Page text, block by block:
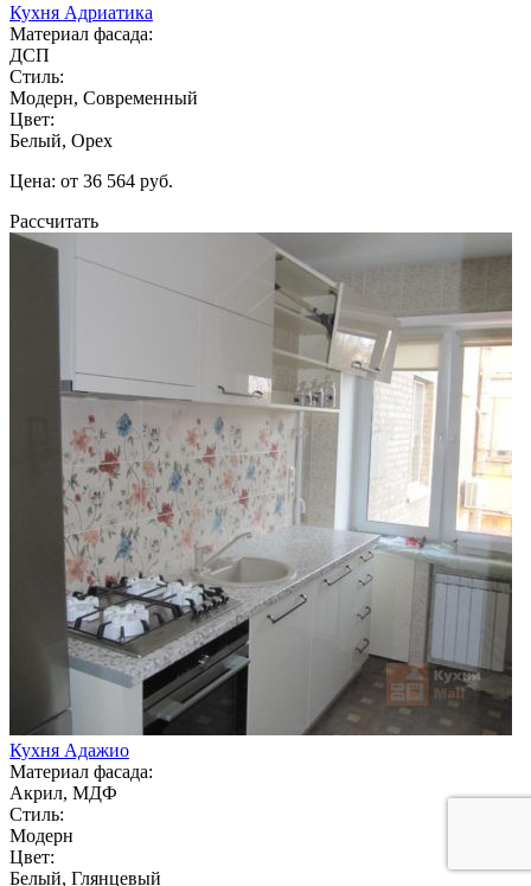
Кухня Адриатика
Материал фасада:
ДСП
Стиль:
Модерн, Современный
Цвет:
Белый, Орех
Цена: от 36 564 руб.
Рассчитать
Кухня Адажио
Материал фасада:
Акрил, МДФ
Стиль:
Модерн
Цвет:
Белый, Глянцевый